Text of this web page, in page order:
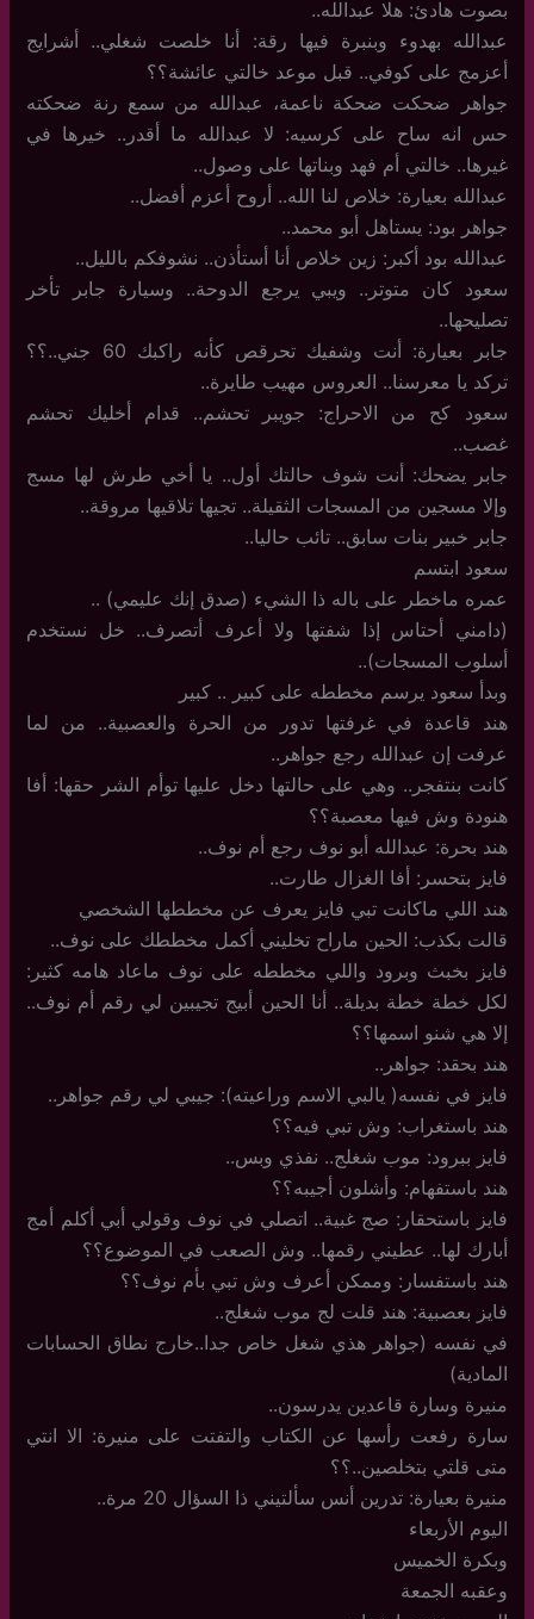
بصوت هادئ: هلا عبدالله..
عبدالله بهدوء وبنبرة فيها رقة: أنا خلصت شغلي.. أشرايج
أعزمج على كوفي.. قبل موعد خالتي عائشة؟؟
جواهر ضحكت ضحكة ناعمة، عبدالله من سمع رنة ضحكته
حس انه ساح على كرسيه: لا عبدالله ما أقدر.. خيرها في
غيرها.. خالتي أم فهد وبناتها على وصول..
عبدالله بعيارة: خلاص لنا الله.. أروح أعزم أفضل..
جواهر بود: يستاهل أبو محمد..
عبدالله بود أكبر: زين خلاص أنا أستأذن.. نشوفكم بالليل..
سعود كان متوتر.. ويبي يرجع الدوحة.. وسيارة جابر تأخر
تصليحها..
جابر بعيارة: أنت وشفيك تحرقص كأنه راكبك 60 جني..؟؟
تركد يا معرسنا.. العروس مهيب طايرة..
سعود كح من الاحراج: جويبر تحشم.. قدام أخليك تحشم
غصب..
جابر يضحك: أنت شوف حالتك أول.. يا أخي طرش لها مسج
وإلا مسجين من المسجات الثقيلة.. تجيها تلاقيها مروقة..
جابر خبير بنات سابق.. تائب حاليا..
سعود ابتسم
عمره ماخطر على باله ذا الشيء (صدق إنك عليمي) ..
(دامني أحتاس إذا شفتها ولا أعرف أتصرف.. خل نستخدم
أسلوب المسجات)..
وبدأ سعود يرسم مخططه على كبير .. كبير
هند قاعدة في غرفتها تدور من الحرة والعصبية.. من لما
عرفت إن عبدالله رجع جواهر..
كانت بنتفجر.. وهي على حالتها دخل عليها توأم الشر حقها: أفا
هنودة وش فيها معصبة؟؟
هند بحرة: عبدالله أبو نوف رجع أم نوف..
فايز بتحسر: أفا الغزال طارت..
هند اللي ماكانت تبي فايز يعرف عن مخططها الشخصي
قالت بكذب: الحين ماراح تخليني أكمل مخططك على نوف..
فايز بخبث وبرود واللي مخططه على نوف ماعاد هامه كثير:
لكل خطة خطة بديلة.. أنا الحين أبيج تجيبين لي رقم أم نوف..
إلا هي شنو اسمها؟؟
هند بحقد: جواهر..
فايز في نفسه( يالبي الاسم وراعيته): جيبي لي رقم جواهر..
هند باستغراب: وش تبي فيه؟؟
فايز ببرود: موب شغلج.. نفذي وبس..
هند باستفهام: وأشلون أجيبه؟؟
فايز باستحقار: صج غبية.. اتصلي في نوف وقولي أبي أكلم أمج
أبارك لها.. عطيني رقمها.. وش الصعب في الموضوع؟؟
هند باستفسار: وممكن أعرف وش تبي بأم نوف؟؟
فايز بعصبية: هند قلت لج موب شغلج..
في نفسه (جواهر هذي شغل خاص جدا..خارج نطاق الحسابات
المادية)
منيرة وسارة قاعدين يدرسون..
سارة رفعت رأسها عن الكتاب والتفتت على منيرة: الا انتي
متى قلتي بتخلصين..؟؟
منيرة بعيارة: تدرين أنس سألتيني ذا السؤال 20 مرة..
اليوم الأربعاء
وبكرة الخميس
وعقبه الجمعة